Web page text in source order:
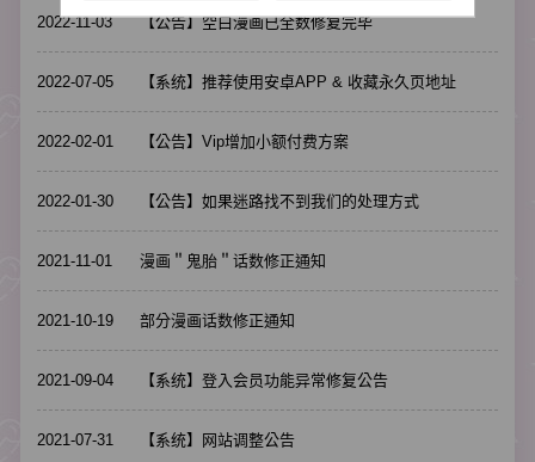
感谢小伙伴们的支持
2022-11-03 【公告】空白漫画已全数修复完毕
2022-07-05 【系统】推荐使用安卓APP & 收藏永久页地址
2022-02-01 【公告】Vip增加小额付费方案
2022-01-30 【公告】如果迷路找不到我们的处理方式
2021-11-01 漫画＂鬼胎＂话数修正通知
2021-10-19 部分漫画话数修正通知
2021-09-04 【系统】登入会员功能异常修复公告
2021-07-31 【系统】网站调整公告